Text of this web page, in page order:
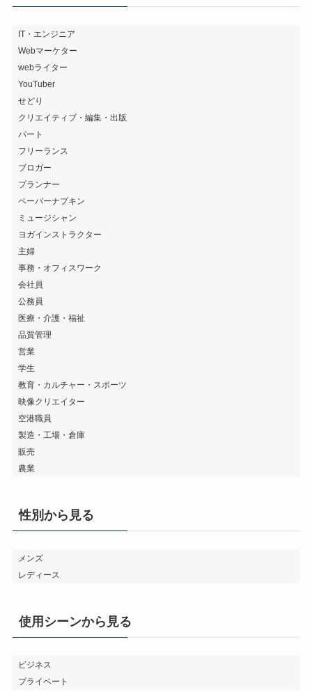
探
す
IT・エンジニア
Webマーケター
webライター
YouTuber
せどり
クリエイティブ・編集・出版
パート
フリーランス
ブロガー
プランナー
ペーパーナプキン
ミュージシャン
ヨガインストラクター
主婦
事務・オフィスワーク
会社員
公務員
医療・介護・福祉
品質管理
営業
学生
教育・カルチャー・スポーツ
映像クリエイター
空港職員
製造・工場・倉庫
販売
農業
性別から見る
メンズ
レディース
使用シーンから見る
ビジネス
プライベート